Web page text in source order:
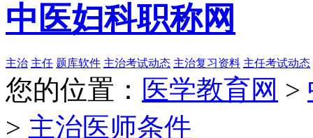
中医妇科职称网
主治 主任 题库软件 主治考试动态 主治复习资料 主任考试动态
您的位置： 医学教育网 >
> 主治医师条件